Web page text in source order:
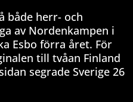
både herr- och
av Nordenkampen i
Esbo förra året. För
till tvåan Finland
segrade Sverige 26